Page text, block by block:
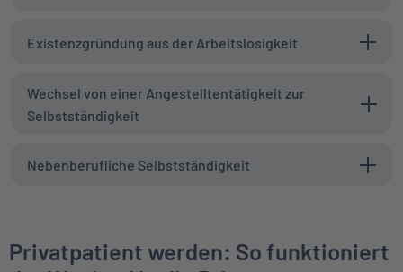
Existenzgründung aus der Arbeitslosigkeit
Wechsel von einer Angestelltentätigkeit zur
Selbstständigkeit
Nebenberufliche Selbstständigkeit
Privatpatient werden: So funktioniert